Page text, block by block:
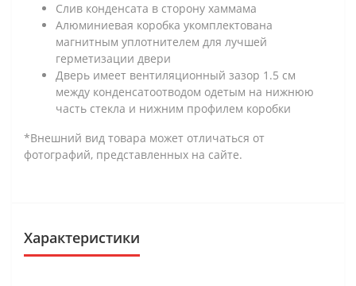
Слив конденсата в сторону хаммама
Алюминиевая коробка укомплектована
магнитным уплотнителем для лучшей
герметизации двери
Дверь имеет вентиляционный зазор 1.5 см
между конденсатоотводом одетым на нижнюю
часть стекла и нижним профилем коробки
*Внешний вид товара может отличаться от
фотографий, представленных на сайте.
Характеристики